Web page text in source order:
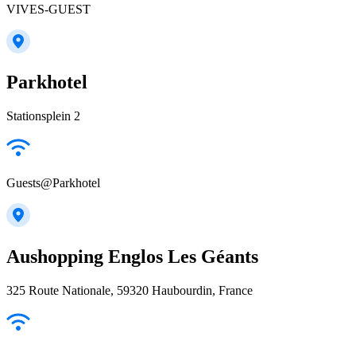
VIVES-GUEST
Parkhotel
Stationsplein 2
Guests@Parkhotel
Aushopping Englos Les Géants
325 Route Nationale, 59320 Haubourdin, France